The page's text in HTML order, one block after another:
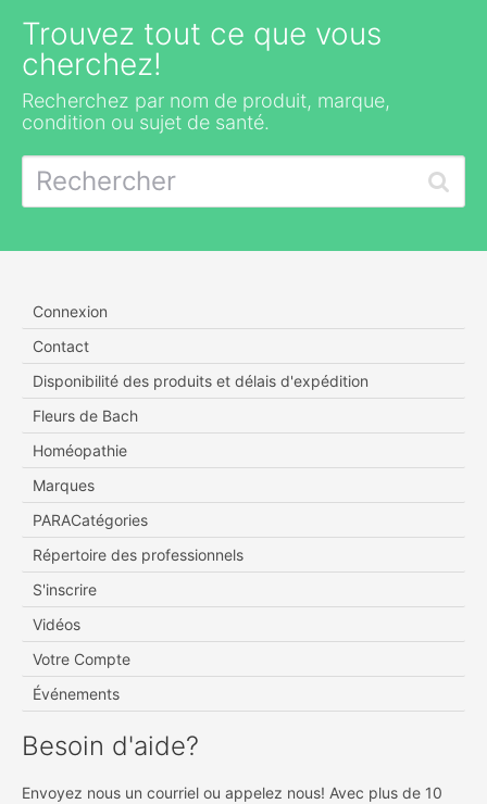
Trouvez tout ce que vous
cherchez!
Recherchez par nom de produit, marque,
condition ou sujet de santé.
Connexion
Contact
Disponibilité des produits et délais d'expédition
Fleurs de Bach
Homéopathie
Marques
PARACatégories
Répertoire des professionnels
S'inscrire
Vidéos
Votre Compte
Événements
Besoin d'aide?
Envoyez nous un courriel ou appelez nous! Avec plus de 10